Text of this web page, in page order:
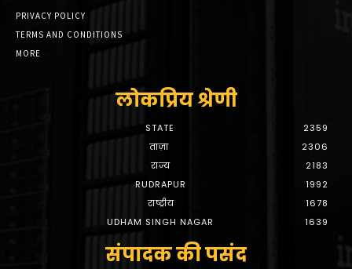
PRIVACY POLICY
TERMS AND CONDITIONS
MORE
लोकप्रिय श्रेणी
STATE
2359
ताज़ा
2306
राज्य
2183
RUDRAPUR
1992
राष्ट्रीय
1678
UDHAM SINGH NAGAR
1639
संपादक की पसंद